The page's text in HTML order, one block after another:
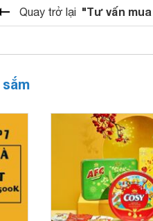
Quay trở lại "Tư vấn